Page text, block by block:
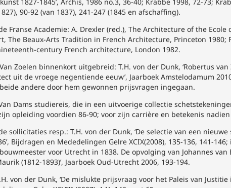
90-92 (van 1837), 241-247 (1845 en afschaffing).
Franse Academie: A. Drexler (red.), The Architecture of the Ecole
The Beaux-Arts Tradition in French Architecture, Princeton 1980;
century French architecture, London 1982.
Zoelen binnenkort uitgebreid: T.H. von der Dunk, ‘Robertus van
uit de vroege negentiende eeuw’, Jaarboek Amstelodamum
andere door hem gewonnen prijsvragen ingegaan.
Dams studiereis, die in een uitvoerige collectie
opleiding voordien 86-90; voor zijn carrière en betekenis nadien
sollicitaties resp.: T.H. von der Dunk, ‘De selectie van een
Bijdragen en Mededelingen Gelre XCIX(2008), 135-136, 141-146;
voor Utrecht in 1838. De opvolging van Johannes van
(1812-1893)’, Jaarboek Oud-Utrecht 2006, 193-194.
von der Dunk, ‘De mislukte prijsvraag voor het Paleis van